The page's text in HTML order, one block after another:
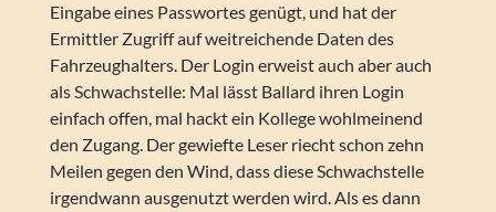
Eingabe eines Passwortes genügt, und hat der
Ermittler Zugriff auf weitreichende Daten des
Fahrzeughalters. Der Login erweist auch aber auch
als Schwachstelle: Mal lässt Ballard ihren Login
einfach offen, mal hackt ein Kollege wohlmeinend
den Zugang. Der gewiefte Leser riecht schon zehn
Meilen gegen den Wind, dass diese Schwachstelle
irgendwann ausgenutzt werden wird. Als es dann